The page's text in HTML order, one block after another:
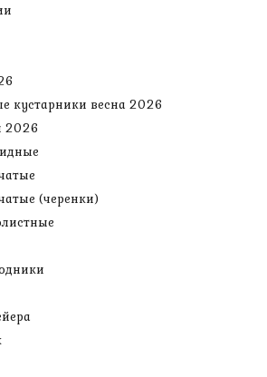
кустарники весна 2026
2026
(черенки)